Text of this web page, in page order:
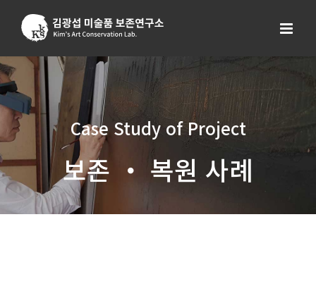
content
Case Study of Project
보존 ・ 복원 사례